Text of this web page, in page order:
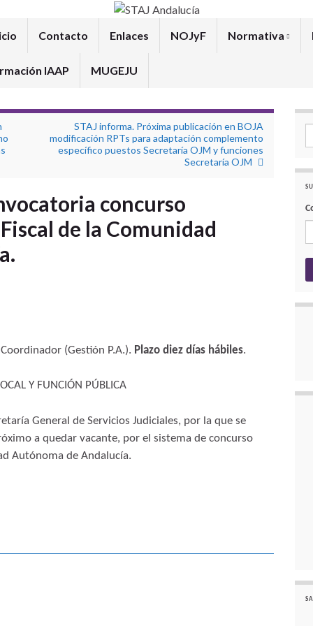
Contacto Enlaces NOJyF Normativa
IAAP MUGEJU
STAJ informa. Próxima publicación en BOJA
modificación RPTs para adaptación complemento
específico puestos Secretaría OJM y funciones
Secretaría OJM
concurso
de la Comunidad
(Gestión P.A.). Plazo diez días hábiles.
Y FUNCIÓN PÚBLICA
General de Servicios Judiciales, por la que se
a quedar vacante, por el sistema de concurso
Autónoma de Andalucía.